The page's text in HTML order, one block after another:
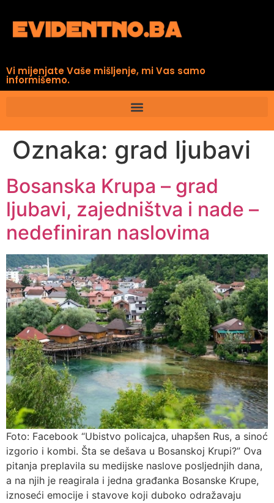
Vi mijenjate Vaše mišljenje, mi Vas samo
informišemo.
Oznaka: grad ljubavi
Bosanska Krupa – grad
ljubavi, zajedništva i nade –
nedefiniran naslovima
Foto: Facebook “Ubistvo policajca, uhapšen Rus, a sinoć
izgorio i kombi. Šta se dešava u Bosanskoj Krupi?” Ova
pitanja preplavila su medijske naslove posljednjih dana,
a na njih je reagirala i jedna građanka Bosanske Krupe,
iznoseći emocije i stavove koji duboko odražavaju